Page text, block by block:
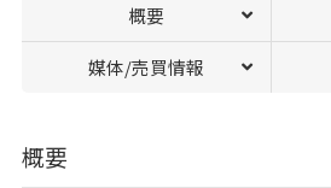
概要
媒体/売買情報
概要